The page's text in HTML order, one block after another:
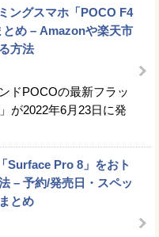
ングスマホ「POCO F4
め – Amazonや楽天市
方法
ドPOCOの最新フラッ
が2022年6月23日に発
Surface Pro 8」をおト
– 予約/発売日・スペッ
とめ